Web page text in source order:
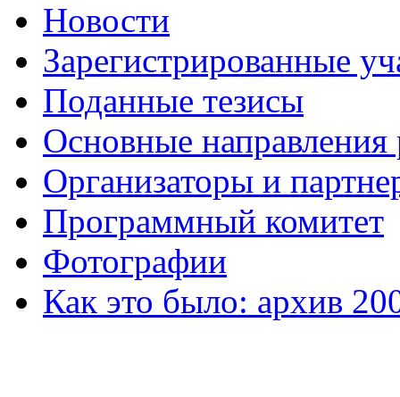
Новости
Зарегистрированные
Поданные тезисы
Основные направления
Организаторы и
Программный комитет
Фотографии
Как это было: архив